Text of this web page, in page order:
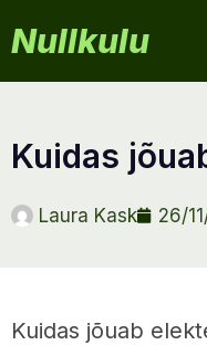
Nullkulu
kuidas
Laura Kask 26/
Kuidas jõuab